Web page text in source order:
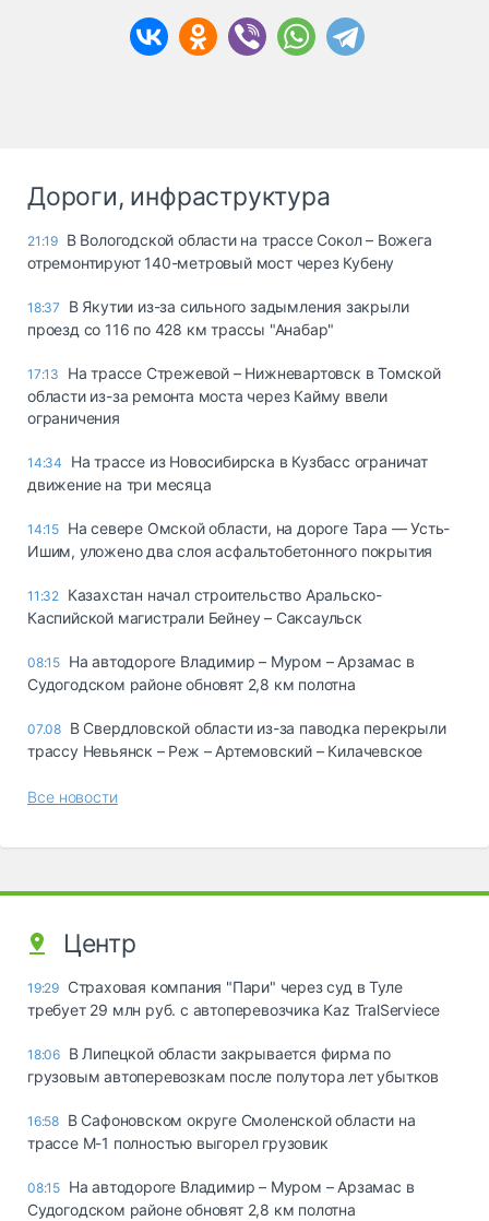
Дороги, инфраструктура
21:19 В Вологодской области на трассе Сокол – Вожега
отремонтируют 140-метровый мост через Кубену
18:37
В Якутии из-за сильного задымления закрыли
проезд со 116 по 428 км трассы "Анабар"
17:13
На трассе Стрежевой – Нижневартовск в Томской
области из-за ремонта моста через Кайму ввели
ограничения
14:34
На трассе из Новосибирска в Кузбасс ограничат
движение на три месяца
14:15 На севере Омской области, на дороге Тара — Усть-
Ишим, уложено два слоя асфальтобетонного покрытия
11:32 Казахстан начал строительство Аральско-
Каспийской магистрали Бейнеу – Саксаульск
08:15 На автодороге Владимир – Муром – Арзамас в
Судогодском районе обновят 2,8 км полотна
07.08 В Свердловской области из-за паводка перекрыли
трассу Невьянск – Реж – Артемовский – Килачевское
Все новости
Центр
19:29 Страховая компания "Пари" через суд в Туле
требует 29 млн руб. с автоперевозчика Kaz TralServiece
18:06 В Липецкой области закрывается фирма по
грузовым автоперевозкам после полутора лет убытков
16:58 В Сафоновском округе Смоленской области на
трассе М-1 полностью выгорел грузовик
08:15 На автодороге Владимир – Муром – Арзамас в
Судогодском районе обновят 2,8 км полотна